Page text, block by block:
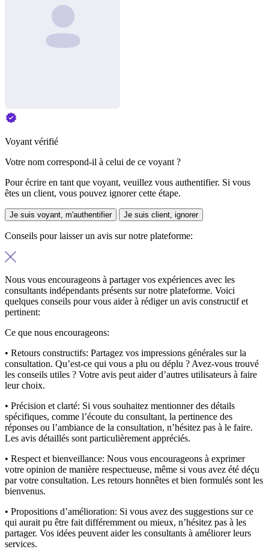
Voyant vérifié
Votre nom correspond-il à celui de ce voyant ?
Pour écrire en tant que voyant, veuillez vous authentifier. Si vous
êtes un client, vous pouvez ignorer cette étape.
Je suis voyant, m'authentifier Je suis client, ignorer
Conseils pour laisser un avis sur notre plateforme:
Nous vous encourageons à partager vos expériences avec les
consultants indépendants présents sur notre plateforme. Voici
quelques conseils pour vous aider à rédiger un avis constructif et
pertinent:
Ce que nous encourageons:
• Retours constructifs: Partagez vos impressions générales sur la
consultation. Qu’est-ce qui vous a plu ou déplu ? Avez-vous trouvé
les conseils utiles ? Votre avis peut aider d’autres utilisateurs à faire
leur choix.
• Précision et clarté: Si vous souhaitez mentionner des détails
spécifiques, comme l’écoute du consultant, la pertinence des
réponses ou l’ambiance de la consultation, n’hésitez pas à le faire.
Les avis détaillés sont particulièrement appréciés.
• Respect et bienveillance: Nous vous encourageons à exprimer
votre opinion de manière respectueuse, même si vous avez été déçu
par votre consultation. Les retours honnêtes et bien formulés sont les
bienvenus.
• Propositions d’amélioration: Si vous avez des suggestions sur ce
qui aurait pu être fait différemment ou mieux, n’hésitez pas à les
partager. Vos idées peuvent aider les consultants à améliorer leurs
services.